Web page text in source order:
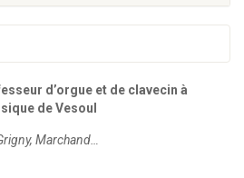
d’orgue et de clavecin à
de Vesoul
Marchand…